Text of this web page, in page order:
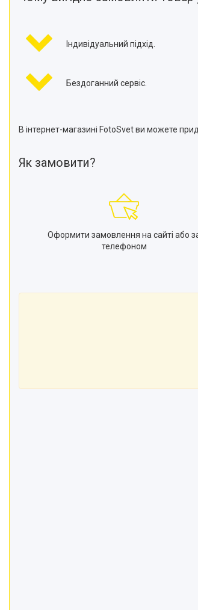
Індивідуальний підхід.
Бездоганний сервіс.
В інтернет-магазині FotoSvet ви можете
Як замовити?
Оформити замовлення на сайті або
телефоном